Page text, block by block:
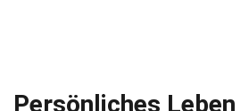
Persönliches Leben